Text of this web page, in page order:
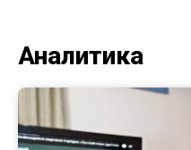
Аналитика